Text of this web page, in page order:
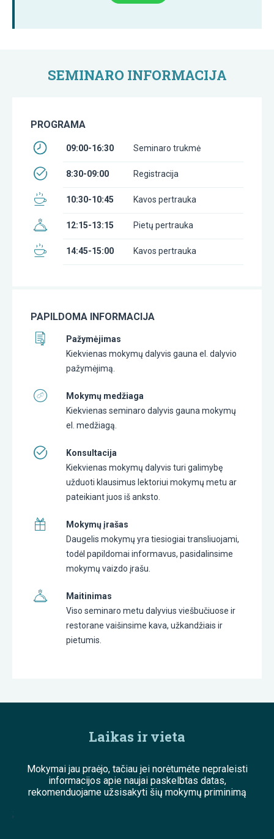
SEMINARO INFORMACIJA
PROGRAMA
09:00-16:30 Seminaro trukmė
8:30-09:00 Registracija
10:30-10:45 Kavos pertrauka
12:15-13:15 Pietų pertrauka
14:45-15:00 Kavos pertrauka
PAPILDOMA INFORMACIJA
Pažymėjimas
Kiekvienas mokymų dalyvis gauna el. dalyvio
pažymėjimą.
Mokymų medžiaga
Kiekvienas seminaro dalyvis gauna mokymų
el. medžiagą.
Konsultacija
Kiekvienas mokymų dalyvis turi galimybę
užduoti klausimus lektoriui mokymų metu ar
pateikiant juos iš anksto.
Mokymų įrašas
Daugelis mokymų yra tiesiogiai transliuojami,
todėl papildomai informavus, pasidalinsime
mokymų vaizdo įrašu.
Maitinimas
Viso seminaro metu dalyvius viešbučiuose ir
restorane vaišinsime kava, užkandžiais ir
pietumis.
Laikas ir vieta
Mokymai jau praėjo, tačiau jei norėtumėte nepraleisti
informacijos apie naujai paskelbtas datas,
rekomenduojame užsisakyti šių mokymų priminimą
;